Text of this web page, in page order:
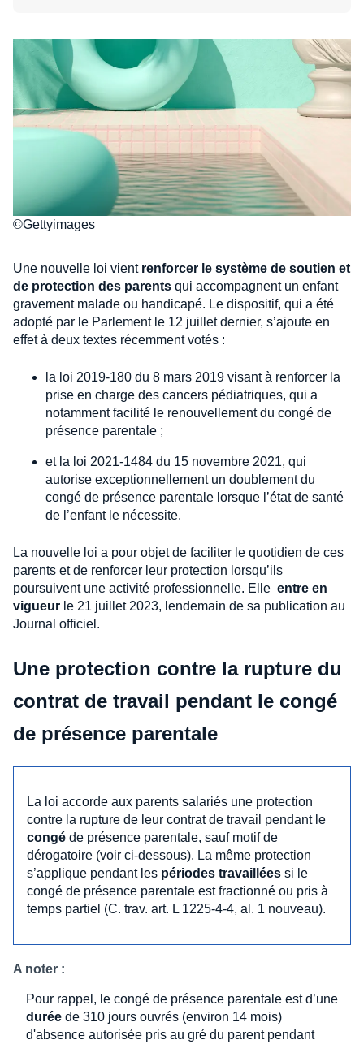
©Gettyimages
Une nouvelle loi vient renforcer le système de soutien et
de protection des parents qui accompagnent un enfant
gravement malade ou handicapé. Le dispositif, qui a été
adopté par le Parlement le 12 juillet dernier, s’ajoute en
effet à deux textes récemment votés :
la loi 2019-180 du 8 mars 2019 visant à renforcer la
prise en charge des cancers pédiatriques, qui a
notamment facilité le renouvellement du congé de
présence parentale ;
et la loi 2021-1484 du 15 novembre 2021, qui
autorise exceptionnellement un doublement du
congé de présence parentale lorsque l’état de santé
de l’enfant le nécessite.
La nouvelle loi a pour objet de faciliter le quotidien de ces
parents et de renforcer leur protection lorsqu’ils
poursuivent une activité professionnelle. Elle entre en
vigueur le 21 juillet 2023, lendemain de sa publication au
Journal officiel.
Une protection contre la rupture du
contrat de travail pendant le congé
de présence parentale
La loi accorde aux parents salariés une protection
contre la rupture de leur contrat de travail pendant le
congé de présence parentale, sauf motif de
dérogatoire (voir ci-dessous). La même protection
s’applique pendant les périodes travaillées si le
congé de présence parentale est fractionné ou pris à
temps partiel (C. trav. art. L 1225-4-4, al. 1 nouveau).
A noter :
Pour rappel, le congé de présence parentale est d’une
durée de 310 jours ouvrés (environ 14 mois)
d'absence autorisée pris au gré du parent pendant